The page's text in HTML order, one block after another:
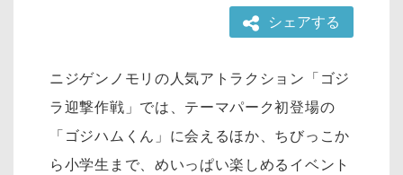
シェアする
ニジゲンノモリの人気アトラクション「ゴジ
ラ迎撃作戦」では、テーマパーク初登場の
「ゴジハムくん」に会えるほか、ちびっこか
ら小学生まで、めいっぱい楽しめるイベント